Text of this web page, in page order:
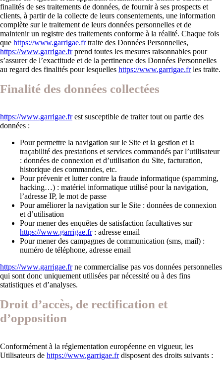
finalités de ses traitements de données, de fournir à ses prospects et
clients, à partir de la collecte de leurs consentements, une information
complète sur le traitement de leurs données personnelles et de
maintenir un registre des traitements conforme à la réalité. Chaque fois
que https://www.garrigae.frtraite des Données Personnelles,
https://www.garrigae.frprend toutes les mesures raisonnables pour
s’assurer de l’exactitude et de la pertinence des Données Personnelles
au regard des finalités pour lesquelles https://www.garrigae.frles traite.
Finalité des données collectées
https://www.garrigae.frest susceptible de traiter tout ou partie des
données :
Pour permettre la navigation sur le Site et la gestion et la
traçabilité des prestations et services commandés par l’utilisateur
: données de connexion et d’utilisation du Site, facturation,
historique des commandes, etc.
Pour prévenir et lutter contre la fraude informatique (spamming,
hacking…) : matériel informatique utilisé pour la navigation,
l’adresse IP, le mot de passe
Pour améliorer la navigation sur le Site : données de connexion
et d’utilisation
Pour mener des enquêtes de satisfaction facultatives sur
https://www.garrigae.fr: adresse email
Pour mener des campagnes de communication (sms, mail) :
numéro de téléphone, adresse email
https://www.garrigae.frne commercialise pas vos données personnelles
qui sont donc uniquement utilisées par nécessité ou à des fins
statistiques et d’analyses.
Droit d’accès, de rectification et
d’opposition
Conformément à la réglementation européenne en vigueur, les
Utilisateurs de https://www.garrigae.frdisposent des droits suivants :